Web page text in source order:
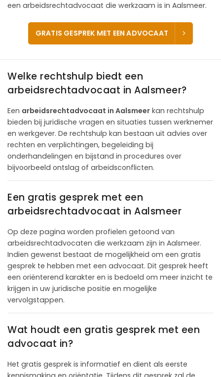
een arbeidsrechtadvocaat die werkzaam is in Aalsmeer.
GRATIS GESPREK MET EEN ADVOCAAT
Welke rechtshulp biedt een
arbeidsrechtadvocaat in Aalsmeer?
Een arbeidsrechtadvocaat in Aalsmeer kan rechtshulp
bieden bij juridische vragen en situaties tussen werknemer
en werkgever. De rechtshulp kan bestaan uit advies over
rechten en verplichtingen, begeleiding bij
onderhandelingen en bijstand in procedures over
bijvoorbeeld ontslag of arbeidsconflicten.
Een gratis gesprek met een
arbeidsrechtadvocaat in Aalsmeer
Op deze pagina worden profielen getoond van
arbeidsrechtadvocaten die werkzaam zijn in Aalsmeer.
Indien gewenst bestaat de mogelijkheid om een gratis
gesprek te hebben met een advocaat. Dit gesprek heeft
een oriënterend karakter en is bedoeld om meer inzicht te
krijgen in uw juridische positie en mogelijke
vervolgstappen.
Wat houdt een gratis gesprek met een
advocaat in?
Het gratis gesprek is informatief en dient als eerste